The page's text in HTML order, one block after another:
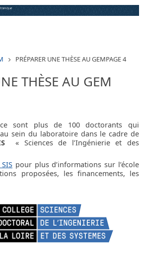
PRÉPARER UNE THÈSE AU GEMPAGE 4
THÈSE AU GEM
sont plus de 100 doctorants qui
sein du laboratoire dans le cadre de
« Sciences de l’Ingénierie et des
pour plus d’informations sur l’école
proposées, les financements, les